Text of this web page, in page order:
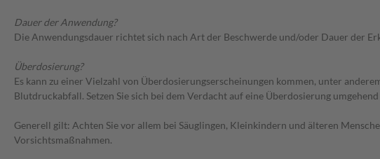
Dauer der Anwendung?
Die Anwendungsdauer richtet sich nach Art der Beschwerde und/oder Dauer der
Überdosierung?
Es kann zu einer Vielzahl von Überdosierungserscheinungen kommen, unter
Blutdruckabfall. Setzen Sie sich bei dem Verdacht auf eine Überdosierung
Generell gilt: Achten Sie vor allem bei Säuglingen, Kleinkindern und älteren
Vorsichtsmaßnahmen.